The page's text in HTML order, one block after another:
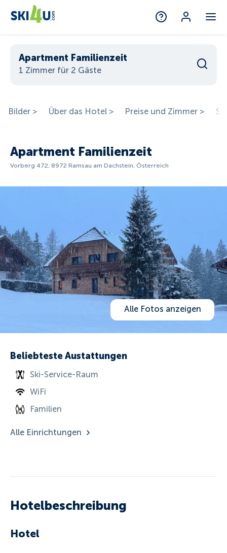
Apartment Familienzeit
1 Zimmer für 2 Gäste
Bilder > Über das Hotel > Preise und Zimmer >
Apartment Familienzeit
Vorberg 472, 8972 Ramsau am Dachstein, Österreich
Alle Fotos anzeigen
Beliebteste Austattungen
Ski-Service-Raum
WiFi
Familien
Alle Einrichtungen
Hotelbeschreibung
Hotel